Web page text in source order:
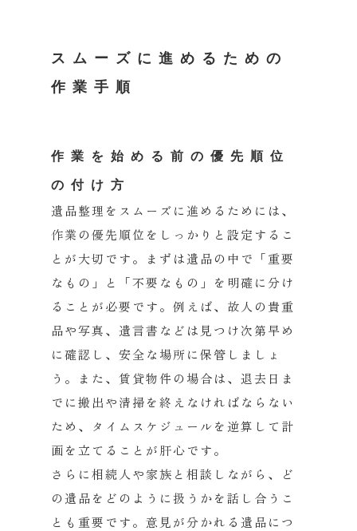
スムーズに進めるための
作業手順
作業を始める前の優先順位
の付け方
遺品整理をスムーズに進めるためには、
作業の優先順位をしっかりと設定するこ
とが大切です。
まずは遺品の中で「重要
なもの」と「不要なもの」 を明確に分け
ることが必要です。例えば、故人の貴重
品や写真、 遺言書などは見つけ次第早め
に確認し、 安全な場所に保管しましょ
う。また、賃貸物件の場合は、 退去日ま
でに搬出や清掃を終えなければならない
ため、
タイムスケジュールを逆算して計
画を立てることが肝心です。
さらに相続人や家族と相談しながら、
ど
の遺品をどのように扱うかを話し合うこ
とも重要です。 意見が分かれる遺品につ